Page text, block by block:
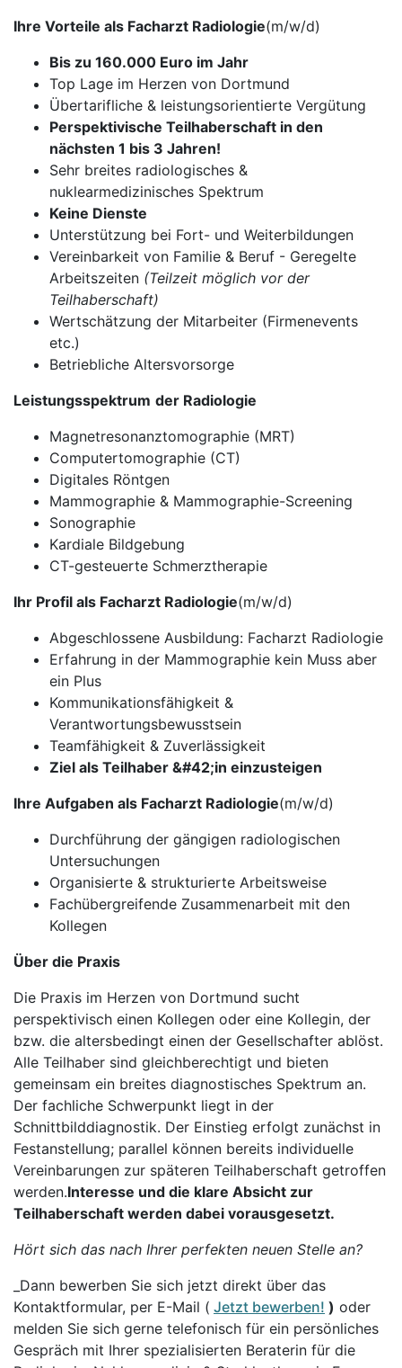
Ihre Vorteile als Facharzt Radiologie(m/w/d)
Bis zu 160.000 Euro im Jahr
Top Lage im Herzen von Dortmund
Übertarifliche & leistungsorientierte Vergütung
Perspektivische Teilhaberschaft in den
nächsten 1 bis 3 Jahren!
Sehr breites radiologisches &
nuklearmedizinisches Spektrum
Keine Dienste
Unterstützung bei Fort- und Weiterbildungen
Vereinbarkeit von Familie & Beruf - Geregelte
Arbeitszeiten (Teilzeit möglich vor der
Teilhaberschaft)
Wertschätzung der Mitarbeiter (Firmenevents
etc.)
Betriebliche Altersvorsorge
Leistungsspektrum der Radiologie
Magnetresonanztomographie (MRT)
Computertomographie (CT)
Digitales Röntgen
Mammographie & Mammographie-Screening
Sonographie
Kardiale Bildgebung
CT-gesteuerte Schmerztherapie
Ihr Profil als Facharzt Radiologie(m/w/d)
Abgeschlossene Ausbildung: Facharzt Radiologie
Erfahrung in der Mammographie kein Muss aber
ein Plus
Kommunikationsfähigkeit &
Verantwortungsbewusstsein
Teamfähigkeit & Zuverlässigkeit
Ziel als Teilhaber &#42;in einzusteigen
Ihre Aufgaben als Facharzt Radiologie(m/w/d)
Durchführung der gängigen radiologischen
Untersuchungen
Organisierte & strukturierte Arbeitsweise
Fachübergreifende Zusammenarbeit mit den
Kollegen
Über die Praxis
Die Praxis im Herzen von Dortmund sucht
perspektivisch einen Kollegen oder eine Kollegin, der
bzw. die altersbedingt einen der Gesellschafter ablöst.
Alle Teilhaber sind gleichberechtigt und bieten
gemeinsam ein breites diagnostisches Spektrum an.
Der fachliche Schwerpunkt liegt in der
Schnittbilddiagnostik. Der Einstieg erfolgt zunächst in
Festanstellung; parallel können bereits individuelle
Vereinbarungen zur späteren Teilhaberschaft getroffen
werden.Interesse und die klare Absicht zur
Teilhaberschaft werden dabei vorausgesetzt.
Hört sich das nach Ihrer perfekten neuen Stelle an?
_Dann bewerben Sie sich jetzt direkt über das
Kontaktformular, per E-Mail ( Jetzt bewerben! ) oder
melden Sie sich gerne telefonisch für ein persönliches
Gespräch mit Ihrer spezialisierten Beraterin für die